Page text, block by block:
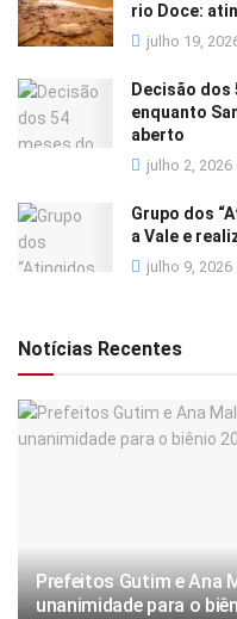
rio Doce:
julho 19,
Decisão dos
enquanto
aberto
julho 2, 2026
Grupo dos
a Vale e
julho 9, 2026
Notícias Recentes
Prefeitos Gutim e Ana
unanimidade para o